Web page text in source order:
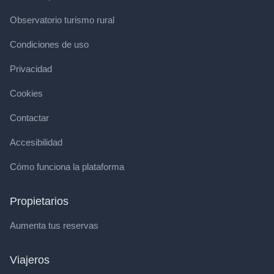
Observatorio turismo rural
Condiciones de uso
Privacidad
Cookies
Contactar
Accesibilidad
Cómo funciona la plataforma
Propietarios
Aumenta tus reservas
Viajeros